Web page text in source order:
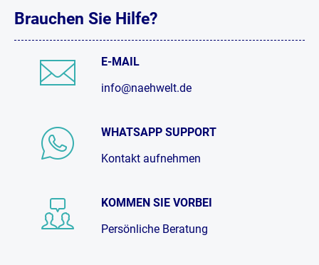
Brauchen Sie Hilfe?
E-MAIL
info@naehwelt.de
WHATSAPP SUPPORT
Kontakt aufnehmen
KOMMEN SIE VORBEI
Persönliche Beratung